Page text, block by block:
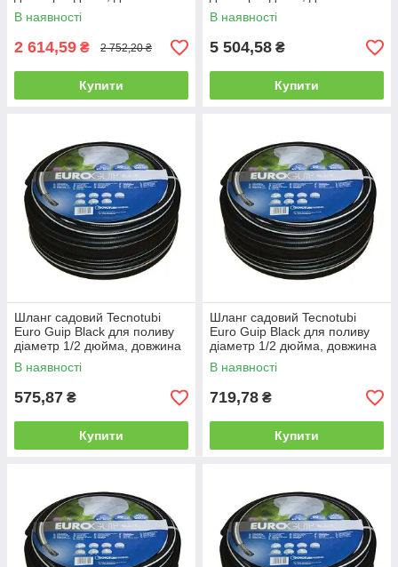
м (EGB 1 25)
В наявності
2 614,59 ₴ 2 752,20 ₴
Купити
м (EGB 1 50)
В наявності
5 504,58 ₴
Купити
Шланг садовий Tecnotubi
Euro Guip Black для поливу
діаметр 1/2 дюйма, довжина
20 м (EGB 1/2 20)
В наявності
575,87 ₴
Купити
Шланг садовий Tecnotubi
Euro Guip Black для поливу
діаметр 1/2 дюйма, довжина
25 м (EGB 1/2 25)
В наявності
719,78 ₴
Купити